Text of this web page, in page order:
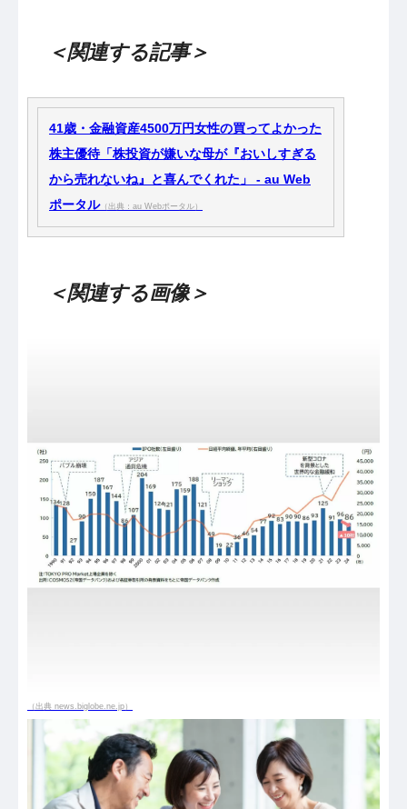
＜関連する記事＞
41歳・金融資産4500万円女性の買ってよかった
株主優待「株投資が嫌いな母が『おいしすぎる
から売れないね』と喜んでくれた」 - au Web
ポータル（出典：au Webポータル）
＜関連する画像＞
（出典 news.biglobe.ne.jp）